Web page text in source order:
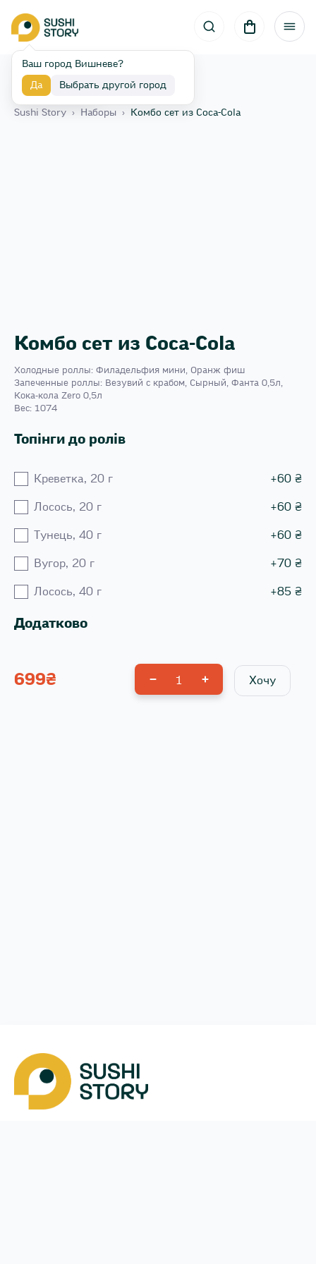
Ваш город Вишневе?
Да Выбрать другой город
Назад
Sushi Story › Наборы › Комбо сет из Coca-Cola
Комбо сет из Coca-Cola
Холодные роллы: Филадельфия мини, Оранж фиш
Запеченные роллы: Везувий с крабом, Сырный, Фанта 0,5л,
Кока-кола Zero 0,5л
Вес: 1074
Топінги до ролів
Креветка, 20 г +60 ₴
Лосось, 20 г +60 ₴
Тунець, 40 г +60 ₴
Вугор, 20 г +70 ₴
Лосось, 40 г +85 ₴
Додатково
699₴ 1 Хочу